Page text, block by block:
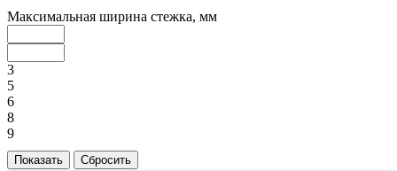
Максимальная ширина стежка, мм
3
5
6
8
9